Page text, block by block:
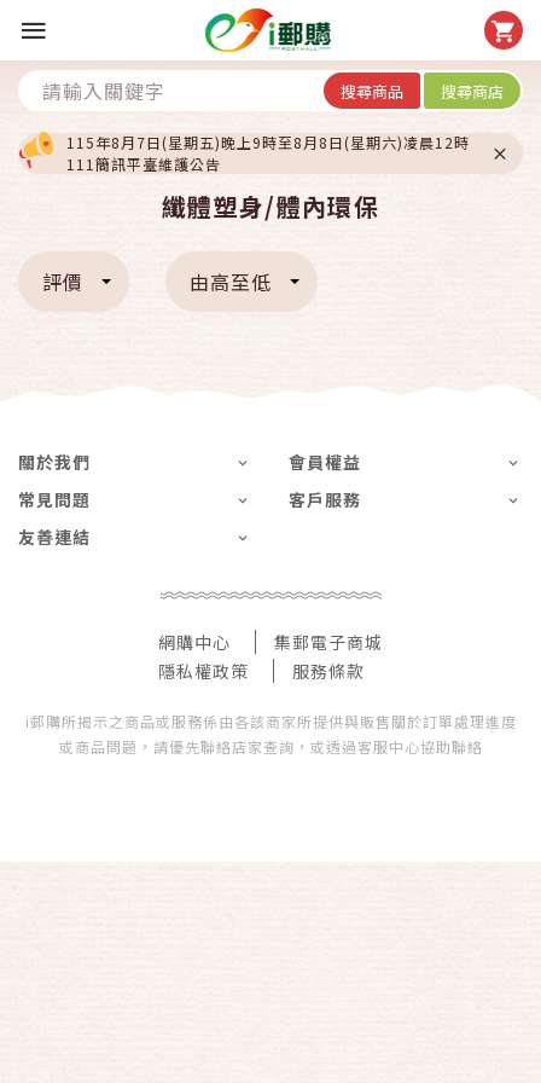
搜尋商品 搜尋商店
115年8月7日(星期五)晚上9時至8月8日(星期六)凌晨12時
111簡訊平臺維護公告
纖體塑身/體內環保
評價 由高至低
關於我們
會員權益
常見問題
客戶服務
友善連結
網購中心
集郵電子商城
隱私權政策
服務條款
i郵購所揭示之商品或服務係由各該商家所提供與販售關於訂單處理進度
或商品問題，請優先聯絡店家查詢，或透過客服中心協助聯絡